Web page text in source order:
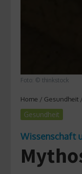
Foto: © thinkstock
Home / Gesundheit /
Gesundheit
Wissenschaft